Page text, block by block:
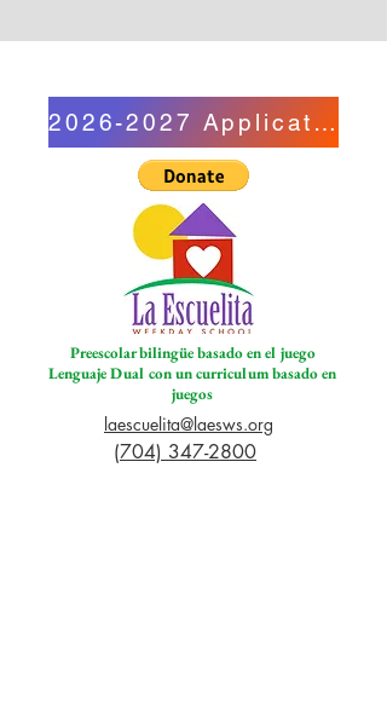
2026-2027 Application
Preescolar bilingüe basado en el juego
Lenguaje Dual con un curriculum basado en
juegos
laescuelita@laesws.org
(704) 347-2800